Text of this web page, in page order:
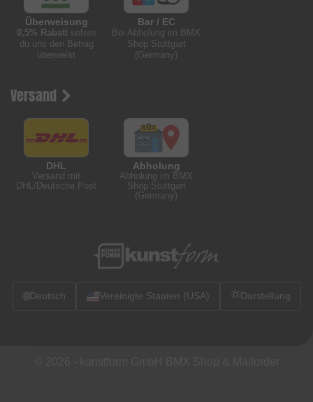
Überweisung
0,5% Rabatt sofern
du uns den Betrag
überweist
Bar / EC
Bei Abholung im BMX
Shop Stuttgart
(Germany)
Versand
DHL
Versand mit
DHL/Deutsche Post
Abholung
Abholung im BMX
Shop Stuttgart
(Germany)
🌐Deutsch Vereinigte Staaten (USA) Darstellung